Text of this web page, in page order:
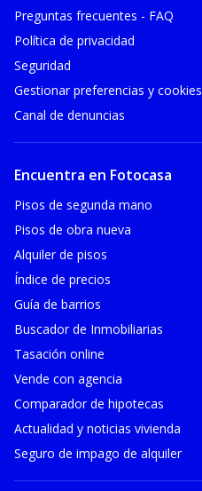
Preguntas frecuentes - FAQ
Política de privacidad
Seguridad
Gestionar preferencias y cookies
Canal de denuncias
Encuentra en Fotocasa
Pisos de segunda mano
Pisos de obra nueva
Alquiler de pisos
Índice de precios
Guía de barrios
Buscador de Inmobiliarias
Tasación online
Vende con agencia
Comparador de hipotecas
Actualidad y noticias vivienda
Seguro de impago de alquiler